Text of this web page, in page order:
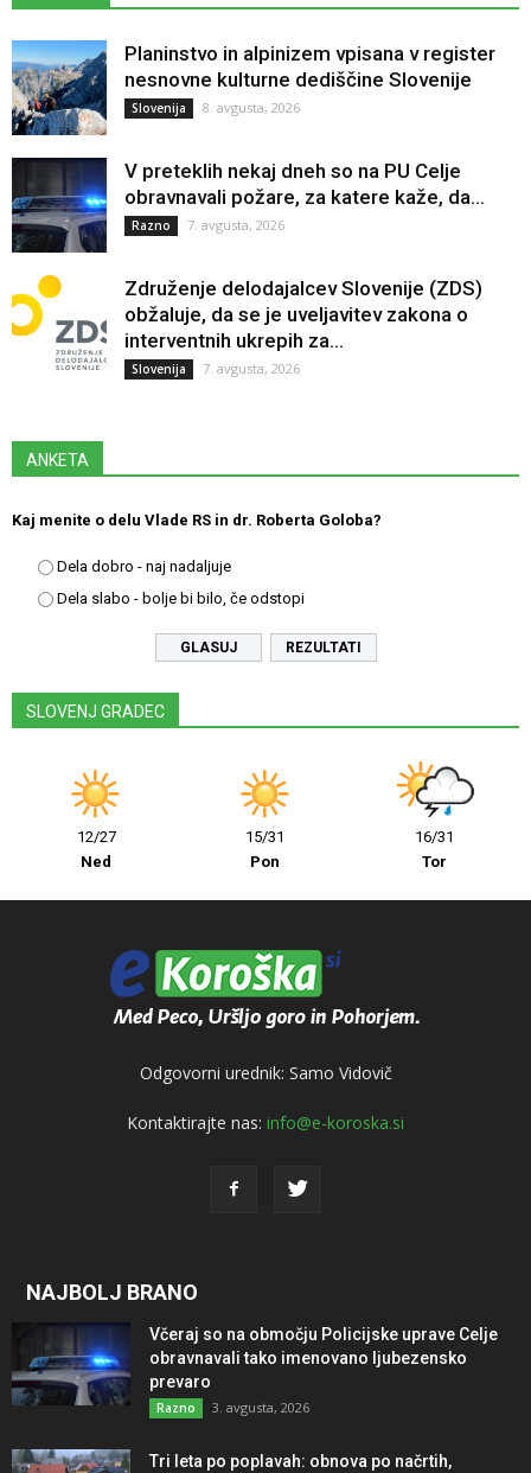
Planinstvo in alpinizem vpisana v register
nesnovne kulturne dediščine Slovenije
Slovenija 8. avgusta, 2026
V preteklih nekaj dneh so na PU Celje
obravnavali požare, za katere kaže, da...
Razno 7. avgusta, 2026
Združenje delodajalcev Slovenije (ZDS)
obžaluje, da se je uveljavitev zakona o
interventnih ukrepih za...
Slovenija 7. avgusta, 2026
ANKETA
Kaj menite o delu Vlade RS in dr. Roberta Goloba?
Dela dobro - naj nadaljuje
Dela slabo - bolje bi bilo, če odstopi
REZULTATI
SLOVENJ GRADEC
12/27
Ned
15/31
Pon
16/31
Tor
Odgovorni urednik: Samo Vidovič
Kontaktirajte nas: info@e-koroska.si
NAJBOLJ BRANO
Včeraj so na območju Policijske uprave Celje
obravnavali tako imenovano ljubezensko
prevaro
Razno 3. avgusta, 2026
Tri leta po poplavah: obnova po načrtih,